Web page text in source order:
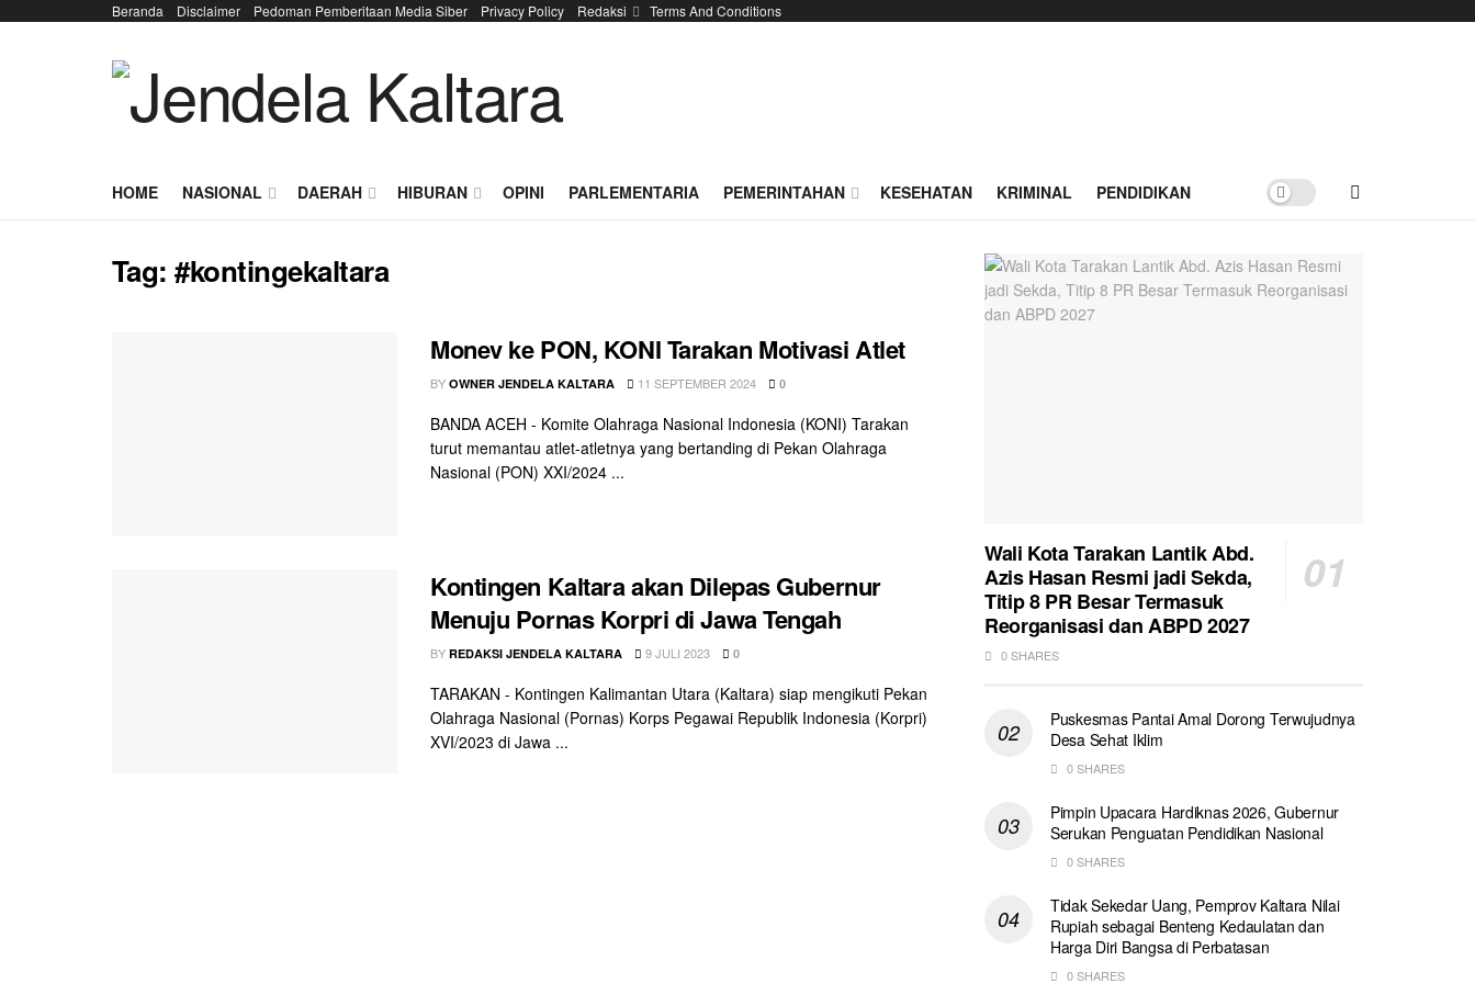
Beranda Disclaimer Pedoman Pemberitaan Media Siber Privacy Policy Redaksi Terms And Conditions
HOME NASIONAL DAERAH HIBURAN OPINI PARLEMENTARIA PEMERINTAHAN KESEHATAN KRIMINAL PENDIDIKAN
Tag:#kontingekaltara
Monev ke PON, KONI Tarakan Motivasi Atlet
BY OWNER JENDELA KALTARA 11 SEPTEMBER 2024 0
BANDA ACEH - Komite Olahraga Nasional Indonesia (KONI) Tarakan
turut memantau atlet-atletnya yang bertanding di Pekan Olahraga
Nasional (PON) XXI/2024 ...
Kontingen Kaltara akan Dilepas Gubernur
Menuju Pornas Korpri di Jawa Tengah
BY REDAKSI JENDELA KALTARA 9 JULI 2023 0
TARAKAN - Kontingen Kalimantan Utara (Kaltara) siap mengikuti Pekan
Olahraga Nasional (Pornas) Korps Pegawai Republik Indonesia (Korpri)
XVI/2023 di Jawa ...
Wali Kota Tarakan Lantik Abd.
Azis Hasan Resmi jadi Sekda,
Titip 8 PR Besar Termasuk
Reorganisasi dan ABPD 2027
0 SHARES
Puskesmas Pantai Amal Dorong Terwujudnya
Desa Sehat Iklim
0 SHARES
Pimpin Upacara Hardiknas 2026, Gubernur
Serukan Penguatan Pendidikan Nasional
0 SHARES
Tidak Sekedar Uang, Pemprov Kaltara Nilai
Rupiah sebagai Benteng Kedaulatan dan
Harga Diri Bangsa di Perbatasan
0 SHARES